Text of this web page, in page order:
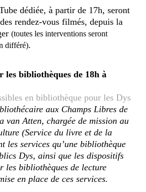
dédiée, à partir de 17h, seront
rendez-vous filmés, depuis la
(toutes les interventions seront
différé).
les bibliothèques de 18h à
en bibliothèque pour les Dys
aux Champs Libres de
van Atten, chargée de mission au
(Service du livre et de la
les services qu’une bibliothèque
Dys, ainsi que les dispositifs
les bibliothèques de lecture
en place de ces services.